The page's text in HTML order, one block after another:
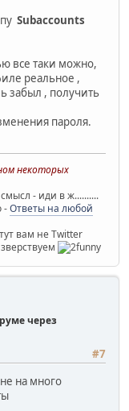
Subaccounts
все таки можно,
реальное ,
забыл , получить
пароля.
некоторых
- иди в ж..........
-Ответы на любой
вам не Twitter
через
#7
на много